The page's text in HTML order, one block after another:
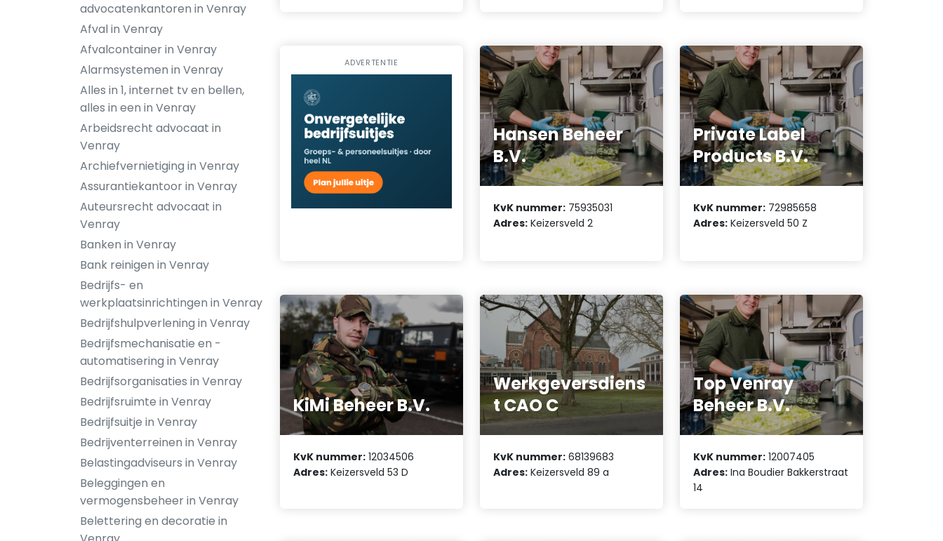
advocatenkantoren in Venray
Afval in Venray
Afvalcontainer in Venray
Alarmsystemen in Venray
Alles in 1, internet tv en bellen,
alles in een in Venray
Arbeidsrecht advocaat in
Venray
Archiefvernietiging in Venray
Assurantiekantoor in Venray
Auteursrecht advocaat in
Venray
Banken in Venray
Bank reinigen in Venray
Bedrijfs- en
werkplaatsinrichtingen in Venray
Bedrijfshulpverlening in Venray
Bedrijfsmechanisatie en -
automatisering in Venray
Bedrijfsorganisaties in Venray
Bedrijfsruimte in Venray
Bedrijfsuitje in Venray
Bedrijventerreinen in Venray
Belastingadviseurs in Venray
Beleggingen en
vermogensbeheer in Venray
Belettering en decoratie in
ADVERTENTIE
Hansen Beheer
B.V.
KvK nummer: 75935031
Adres: Keizersveld 2
Private Label
Products B.V.
KvK nummer: 72985658
Adres: Keizersveld 50 Z
KiMi Beheer B.V.
KvK nummer: 12034506
Adres: Keizersveld 53 D
Werkgeversdiens
t CAO C
KvK nummer: 68139683
Adres: Keizersveld 89 a
Top Venray
Beheer B.V.
KvK nummer: 12007405
Adres: Ina Boudier Bakkerstraat
14